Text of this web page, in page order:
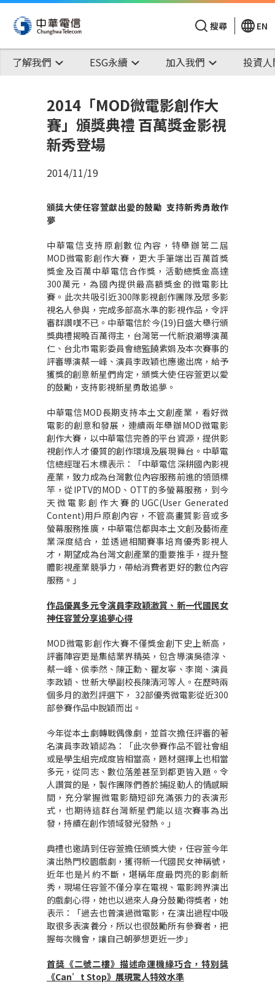
搜尋 EN
了解我們 ESG永續 加入我們 投資
2014「MOD微電影創作大
賽」頒獎典禮 百萬獎金影視
新秀登場
2014/11/19
頒獎大使任容萱獻出愛的鼓勵 支持新秀勇敢作
夢
中華電信支持原創數位內容，特舉辦第二屆
MOD微電影創作大賽，更大手筆端出百萬首獎
獎金及百萬中華電信合作獎，活動總獎金高達
300萬元，為國內提供最高額獎金的微電影比
賽。此次共吸引近300隊影視創作團隊及眾多影
視名人參與，完成多部高水準的影視作品，令評
審群讚嘆不已。中華電信於今(19)日盛大舉行頒
獎典禮揭曉百萬得主，台灣第一代新浪潮導演萬
仁、台北市電影委員會總監饒紫娟及本次賽事的
評審導演蔡一峰、演員李政穎也應邀出席，給予
獲獎的創意新星們肯定，頒獎大使任容萱更以愛
的鼓勵，支持影視新星勇敢追夢。
中華電信MOD長期支持本土文創產業，看好微
電影的創意和發展，連續兩年舉辦MOD微電影
創作大賽，以中華電信完善的平台資源，提供影
視創作人才優質的創作環境及展現舞台。中華電
信總經理石木標表示：「中華電信深耕國內影視
產業，致力成為台灣數位內容服務前進的領頭標
竿，從IPTV的MOD、OTT的多螢幕服務，到今
天微電影創作大賽的UGC(User Generated
Content)用戶原創內容，不管高畫質影音或多
螢幕服務推廣，中華電信都與本土文創及藝術產
業深度結合，並透過相關賽事培育優秀影視人
才，期望成為台灣文創產業的重要推手，提升整
體影視產業競爭力，帶給消費者更好的數位內容
服務。」
作品優異多元令演員李政穎激賞、新一代國民女
神任容萱分享追夢心得
MOD微電影創作大賽不僅獎金創下史上新高，
評審陣容更是集結業界精英，包含導演吳德淳、
蔡一峰、侯季然、陳正勳、瞿友寧、李崗、演員
李政穎、世新大學副校長陳清河等人。在歷時兩
個多月的激烈評選下， 32部優秀微電影從近300
部參賽作品中脫穎而出。
今年從本土劇轉戰偶像劇，並首次擔任評審的著
名演員李政穎認為：「此次參賽作品不管社會組
或是學生組完成度皆相當高，題材選擇上也相當
多元，從同志、數位落差甚至到都更皆入題。令
人讚賞的是，製作團隊們善於捕捉動人的情感瞬
間，充分掌握微電影簡短卻充滿張力的表演形
式，也期待這群台灣新星們能以這次賽事為出
發，持續在創作領域發光發熱。」
典禮也邀請到任容萱擔任頒獎大使，任容萱今年
演出熱門校園戲劇，獲得新一代國民女神稱號，
近年也是片約不斷，堪稱年度最閃亮的影劇新
秀，現場任容萱不僅分享在電視、電影跨界演出
的戲劇心得，她也以過來人身分鼓勵得獎者，她
表示：「過去也曾演過微電影，在演出過程中吸
取很多表演養分，所以也很鼓勵所有參賽者，把
握每次機會，讓自己朝夢想更近一步」
首獎《二號二樓》描述命運機緣巧合，特別獎
《Can’t Stop》展現驚人特效水準